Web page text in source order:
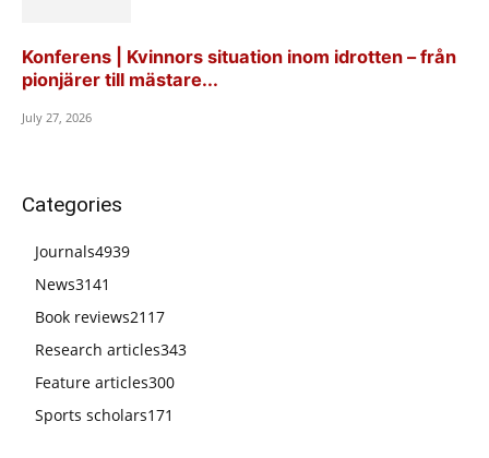
Konferens | Kvinnors situation inom idrotten – från
pionjärer till mästare...
July 27, 2026
Categories
Journals4939
News3141
Book reviews2117
Research articles343
Feature articles300
Sports scholars171